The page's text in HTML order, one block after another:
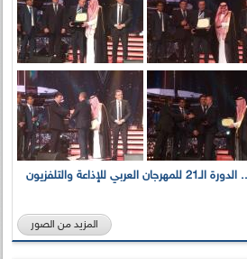
بالصور... الدورة الـ21 للمهرجان العربي للإذاعة والتلفزيون
المزيد من الصور